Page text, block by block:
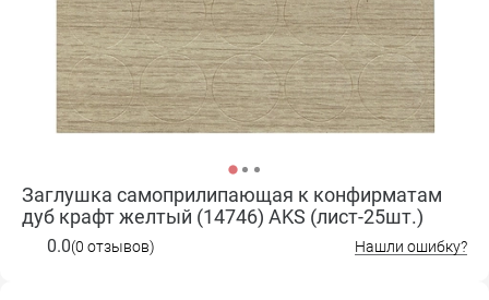
Заглушка самоприлипающая к конфирматам
дуб крафт желтый (14746) AKS (лист-25шт.)
0.0(0 отзывов) Нашли ошибку?